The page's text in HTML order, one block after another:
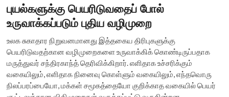
புயல்களுக்கு பெயரிடுவதைப் போல்
உருவாக்கப்படும் புதிய வழிமுறை
உலக சுகாதார நிறுவனமானது இத்தகைய திரிபுகளுக்கு
பெயரிடுவதற்கான வழிமுறைகளை உருவாக்கிக் கொண்டிருப்பதாக
மருத்துவர் சந்திரகாந்த் தெரிவிக்கிறார். எளிதாக உச்சரிக்கும்
வகையிலும், எளிதாக நினைவு கொள்ளும் வகையிலும், எந்தவொரு
நிலப்பரப்பையோ, மக்கள் சமூகத்தையோ குறிக்காத வகையில் பெயர்